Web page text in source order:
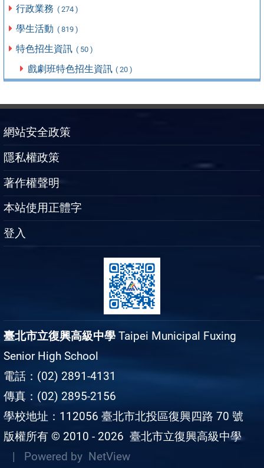
行政業務 ( 274 )
學生活動 ( 819 )
特色招生資訊 ( 50 )
戲劇班特色招生資訊 ( 20 )
網站安全政策
隱私權政策
著作權聲明
本站使用正體字
登入
臺北市立復興高級中學 Taipei Municipal Fuxing
Senior High School
電話：(02) 2891-4131
傳真：(02) 2895-2156
學校地址：112056 臺北市北投區復興四路 70 號
版權所有 © 2010 - 2026 臺北市立復興高級中學
| Powered by NetView